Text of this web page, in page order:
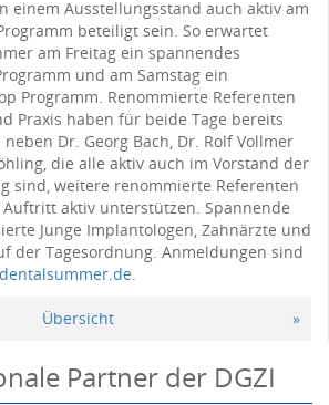
einem Ausstellungsstand auch aktiv am
beteiligt sein. So erwartet
am Freitag ein spannendes
und am Samstag ein
Programm. Renommierte Referenten
Praxis haben für beide Tage bereits
Dr. Georg Bach, Dr. Rolf Vollmer
die alle aktiv auch im Vorstand der
sind, weitere renommierte Referenten
aktiv unterstützen. Spannende
Junge Implantologen, Zahnärzte und
der Tagesordnung. Anmeldungen sind
.
»
Übersicht
Partner der DGZI